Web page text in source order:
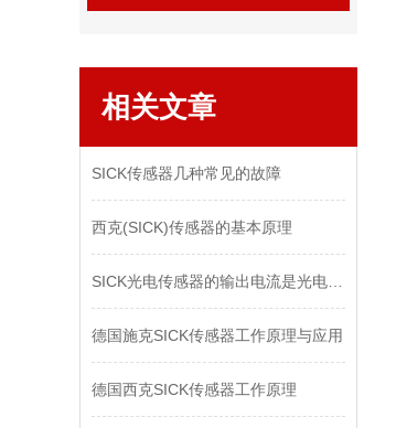
相关文章
SICK传感器几种常见的故障
西克(SICK)传感器的基本原理
德国施克SICK传感器工作原理与应用
德国西克SICK传感器工作原理